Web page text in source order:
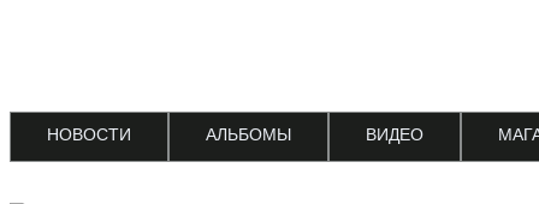
НОВОСТИ АЛЬБОМЫ ВИДЕО